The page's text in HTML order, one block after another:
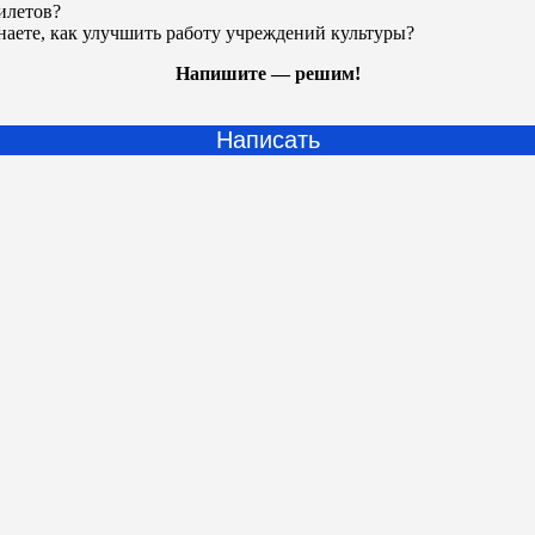
как улучшить работу учреждений культуры?
Напишите — решим!
Написать